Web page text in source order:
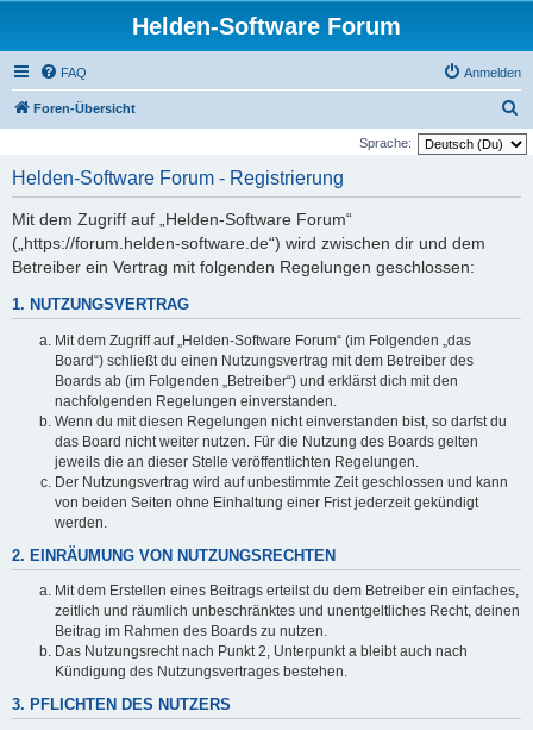
Helden-Software Forum
FAQ Anmelden
Foren-Übersicht
u
Sprache:
Helden-Software Forum - Registrierung
Mit dem Zugriff auf „Helden-Software Forum“
(„https://forum.helden-software.de“) wird zwischen dir und dem
Betreiber ein Vertrag mit folgenden Regelungen geschlossen:
1. NUTZUNGSVERTRAG
Mit dem Zugriff auf „Helden-Software Forum“ (im Folgenden „das
Board“) schließt du einen Nutzungsvertrag mit dem Betreiber des
Boards ab (im Folgenden „Betreiber“) und erklärst dich mit den
nachfolgenden Regelungen einverstanden.
Wenn du mit diesen Regelungen nicht einverstanden bist, so darfst du
das Board nicht weiter nutzen. Für die Nutzung des Boards gelten
jeweils die an dieser Stelle veröffentlichten Regelungen.
Der Nutzungsvertrag wird auf unbestimmte Zeit geschlossen und kann
von beiden Seiten ohne Einhaltung einer Frist jederzeit gekündigt
werden.
2. EINRÄUMUNG VON NUTZUNGSRECHTEN
Mit dem Erstellen eines Beitrags erteilst du dem Betreiber ein einfaches,
zeitlich und räumlich unbeschränktes und unentgeltliches Recht, deinen
Beitrag im Rahmen des Boards zu nutzen.
Das Nutzungsrecht nach Punkt 2, Unterpunkt a bleibt auch nach
Kündigung des Nutzungsvertrages bestehen.
3. PFLICHTEN DES NUTZERS